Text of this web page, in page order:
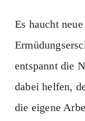
Es haucht
entspannt die
dabei helfen,
die eigene